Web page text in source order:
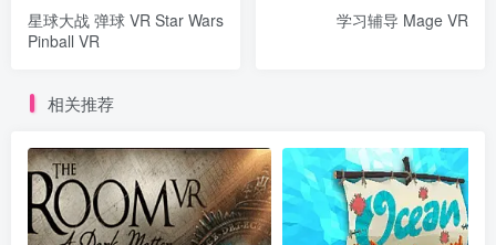
星球大战 弹球 VR Star Wars
Pinball VR
学习辅导 Mage VR
相关推荐